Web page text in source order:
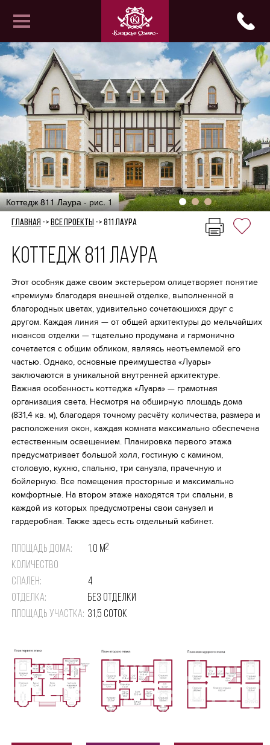
Управляющая компания
Инфраструктура
Описание Галерея
Статьи
Проекты домов
Акции
Партнеры
Избранное
Главная -> Все проекты ->811 Лаура
Коттедж 811 Лаура
Этот особняк даже своим экстерьером олицетворяет понятие
«премиум» благодаря внешней отделке, выполненной в
благородных цветах, удивительно сочетающихся друг с
другом. Каждая линия — от общей архитектуры до мельчайших
нюансов отделки — тщательно продумана и гармонично
сочетается с общим обликом, являясь неотъемлемой его
частью. Однако, основные преимущества «Луары»
заключаются в уникальной внутренней архитектуре.
Важная особенность коттеджа «Луара» — грамотная
организация света. Несмотря на обширную площадь дома
(831,4 кв. м), благодаря точному расчёту количества, размера и
расположения окон, каждая комната максимально обеспечена
естественным освещением. Планировка первого этажа
предусматривает большой холл, гостиную с камином,
столовую, кухню, спальню, три санузла, прачечную и
бойлерную. Все помещения просторные и максимально
комфортные. На втором этаже находятся три спальни, в
каждой из которых предусмотрены свои санузел и
гардеробная. Также здесь есть отдельный кабинет.
Площадь дома: 1.0 м2
Количество
спален:
4
Отделка:
Без отделки
Площадь участка: 31,5 соток
Коттедж 811 Лаура - рис. 1